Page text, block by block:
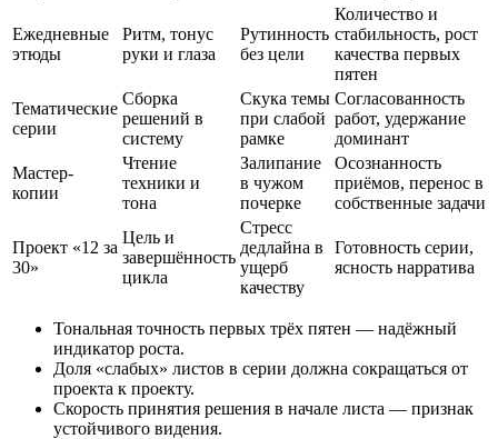
Ежедневные
этюды
Ритм, тонус
руки и глаза
Рутинность
без цели
Количество и
стабильность, рост
качества первых
пятен
Тематические
серии
Сборка
решений в
систему
Скука темы
при слабой
рамке
Согласованность
работ, удержание
доминант
Мастер-
копии
Чтение
техники и
тона
Залипание
в чужом
почерке
Осознанность
приёмов, перенос в
собственные задачи
Проект «12 за
30»
Цель и
завершённость
цикла
Стресс
дедлайна в
ущерб
качеству
Готовность серии,
ясность нарратива
Тональная точность первых трёх пятен — надёжный
индикатор роста.
Доля «слабых» листов в серии должна сокращаться от
проекта к проекту.
Скорость принятия решения в начале листа — признак
устойчивого видения.